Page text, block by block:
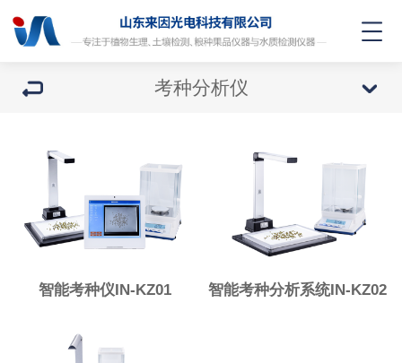
考种分析仪
智能考种仪IN-KZ01 智能考种分析系统IN-KZ02